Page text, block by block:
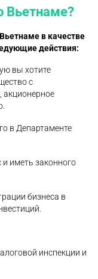
Вьетнаме?
в качестве
действия:
вы хотите
с
акционерное
в Департаменте
иметь законного
бизнеса в
инспекции и